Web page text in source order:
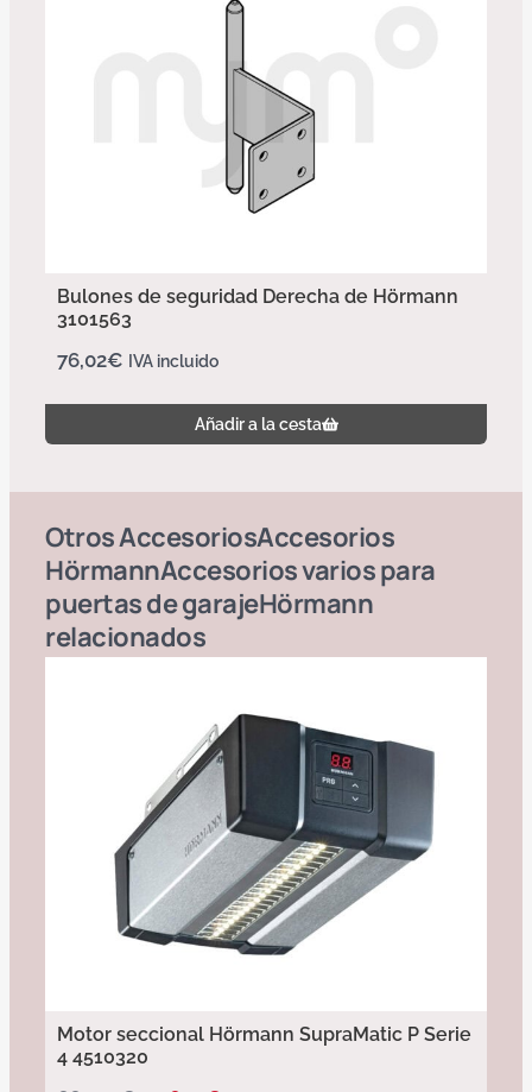
Bulones de seguridad Derecha de Hörmann
3101563
76,02€ IVA incluido
Añadir a la cesta
OtrosAccesoriosAccesorios
HörmannAccesorios varios para
puertas de garajeHörmann
relacionados
Motor seccional Hörmann SupraMatic P Serie
4 4510320